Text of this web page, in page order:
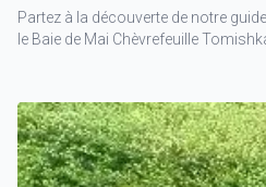
Partez à la découverte de notre
le Baie de Mai Chèvrefeuille